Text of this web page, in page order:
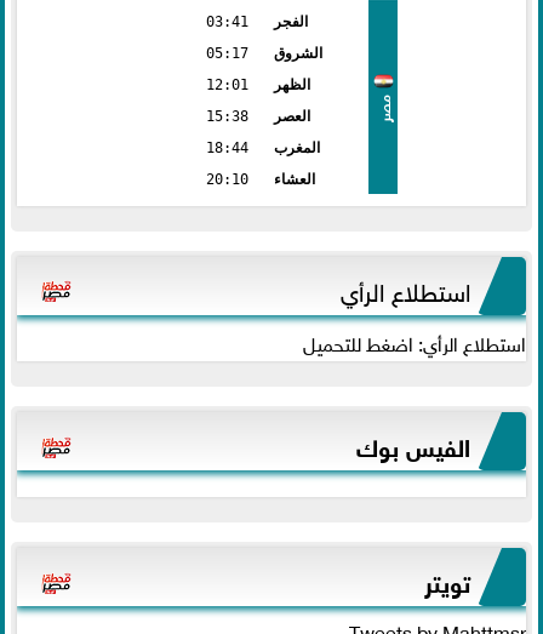
مصر
الفجر
03:41
الشروق
05:17
الظهر
12:01
العصر
15:38
المغرب
18:44
العشاء
20:10
استطلاع الرأي
استطلاع الرأي: اضغط للتحميل
الفيس بوك
تويتر